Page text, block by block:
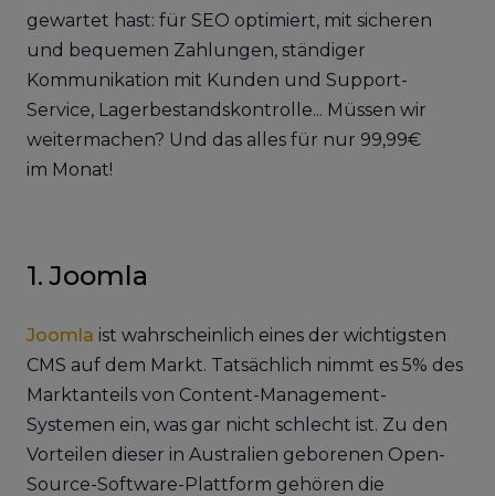
gewartet hast: für SEO optimiert, mit sicheren
und bequemen Zahlungen, ständiger
Kommunikation mit Kunden und Support-
Service, Lagerbestandskontrolle... Müssen wir
weitermachen? Und das alles für nur 99,99€
im Monat!
1. Joomla
Joomla ist wahrscheinlich eines der wichtigsten
CMS auf dem Markt. Tatsächlich nimmt es 5% des
Marktanteils von Content-Management-
Systemen ein, was gar nicht schlecht ist. Zu den
Vorteilen dieser in Australien geborenen Open-
Source-Software-Plattform gehören die